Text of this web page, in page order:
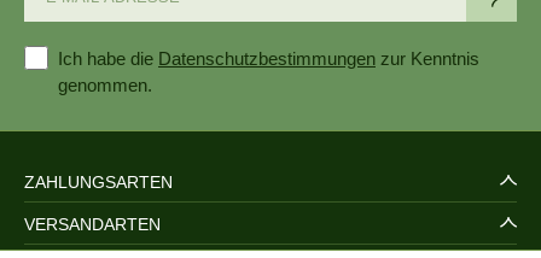
Ich habe die Datenschutzbestimmungen zur Kenntnis
genommen.
ZAHLUNGSARTEN
VERSANDARTEN